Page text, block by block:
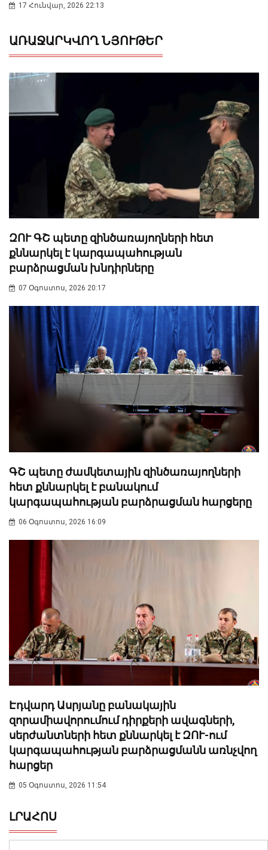
17 Հունվար, 2026 22:13
ԱՌԱՋԱՐԿՎՈՂ ՆՅՈՒԹԵՐ
ԶՈՒ ԳՇ պետը զինծառայողների հետ
քննարկել է կարգապահության
բարձրացման խնդիրները
07 Օգոստոս, 2026 20:17
ԳՇ պետը ժամկետային զինծառայողների
հետ քննարկել է բանակում
կարգապահության բարձրացման հարցերը
06 Օգոստոս, 2026 16:09
Էդվարդ Ասրյանը բանակային
զորամիավորումում դիրքերի ավագների,
սերժանտների հետ քննարկել է ԶՈՒ-ում
կարգապահության բարձրացմանն առնչվող
հարցեր
05 Օգոստոս, 2026 11:54
ԼՐԱՀՈՍ